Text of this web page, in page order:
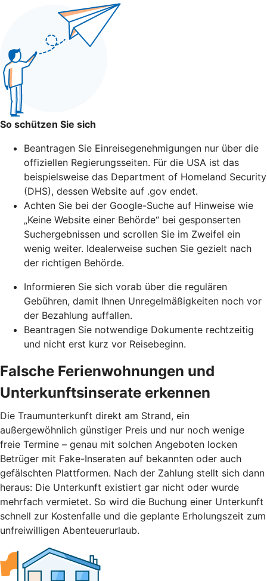
So schützen Sie sich
Beantragen Sie Einreisegenehmigungen nur über die
offiziellen Regierungsseiten. Für die USA ist das
beispielsweise das Department of Homeland Security
(DHS), dessen Website auf .gov endet.
Achten Sie bei der Google-Suche auf Hinweise wie
„Keine Website einer Behörde“ bei gesponserten
Suchergebnissen und scrollen Sie im Zweifel ein
wenig weiter. Idealerweise suchen Sie gezielt nach
der richtigen Behörde.
Informieren Sie sich vorab über die regulären
Gebühren, damit Ihnen Unregelmäßigkeiten noch vor
der Bezahlung auffallen.
Beantragen Sie notwendige Dokumente rechtzeitig
und nicht erst kurz vor Reisebeginn.
Falsche Ferienwohnungen und
Unterkunftsinserate erkennen
Die Traumunterkunft direkt am Strand, ein
außergewöhnlich günstiger Preis und nur noch wenige
freie Termine – genau mit solchen Angeboten locken
Betrüger mit Fake-Inseraten auf bekannten oder auch
gefälschten Plattformen. Nach der Zahlung stellt sich dann
heraus: Die Unterkunft existiert gar nicht oder wurde
mehrfach vermietet. So wird die Buchung einer Unterkunft
schnell zur Kostenfalle und die geplante Erholungszeit zum
unfreiwilligen Abenteuerurlaub.